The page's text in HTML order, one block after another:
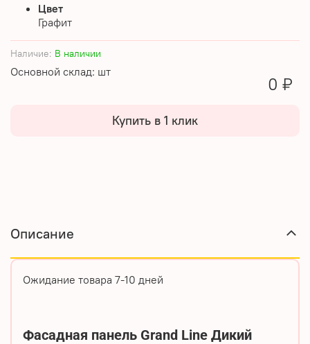
Наличие: В наличии
Основной склад: шт
0 ₽
Купить в 1 клик
Цвет
Графит
Описание
Ожидание товара 7-10 дней
Фасадная панель Grand Line Дикий